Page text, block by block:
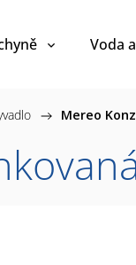
Voda
/ Mereo